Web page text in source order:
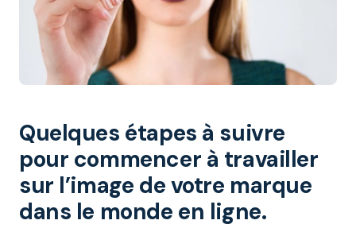
Quelques étapes à suivre
pour commencer à travailler
sur l’image de votre marque
dans le monde en ligne.